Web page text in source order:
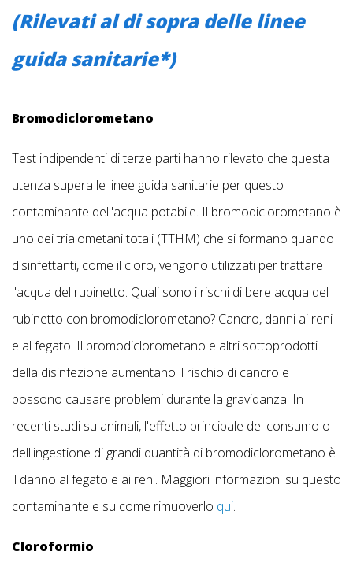
(Rilevati al di sopra delle linee
guida sanitarie*)
Bromodiclorometano
Test indipendenti di terze parti hanno rilevato che questa
utenza supera le linee guida sanitarie per questo
contaminante dell'acqua potabile. Il bromodiclorometano è
uno dei trialometani totali (TTHM) che si formano quando
disinfettanti, come il cloro, vengono utilizzati per trattare
l'acqua del rubinetto. Quali sono i rischi di bere acqua del
rubinetto con bromodiclorometano? Cancro, danni ai reni
e al fegato. Il bromodiclorometano e altri sottoprodotti
della disinfezione aumentano il rischio di cancro e
possono causare problemi durante la gravidanza. In
recenti studi su animali, l'effetto principale del consumo o
dell'ingestione di grandi quantità di bromodiclorometano è
il danno al fegato e ai reni. Maggiori informazioni su questo
contaminante e su come rimuoverlo qui.
Cloroformio